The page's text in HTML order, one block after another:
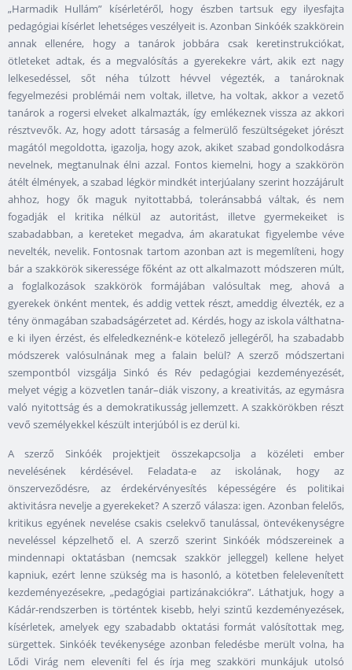
„Harmadik Hullám” kísérletéről, hogy észben tartsuk egy ilyesfajta
pedagógiai kísérlet lehetséges veszélyeit is. Azonban Sinkóék szakkörein
annak ellenére, hogy a tanárok jobbára csak keretinstrukciókat,
ötleteket adtak, és a megvalósítás a gyerekekre várt, akik ezt nagy
lelkesedéssel, sőt néha túlzott hévvel végezték, a tanároknak
fegyelmezési problémái nem voltak, illetve, ha voltak, akkor a vezető
tanárok a rogersi elveket alkalmazták, így emlékeznek vissza az akkori
résztvevők. Az, hogy adott társaság a felmerülő feszültségeket jórészt
magától megoldotta, igazolja, hogy azok, akiket szabad gondolkodásra
nevelnek, megtanulnak élni azzal. Fontos kiemelni, hogy a szakkörön
átélt élmények, a szabad légkör mindkét interjúalany szerint hozzájárult
ahhoz, hogy ők maguk nyitottabbá, toleránsabbá váltak, és nem
fogadják el kritika nélkül az autoritást, illetve gyermekeiket is
szabadabban, a kereteket megadva, ám akaratukat figyelembe véve
nevelték, nevelik. Fontosnak tartom azonban azt is megemlíteni, hogy
bár a szakkörök sikeressége főként az ott alkalmazott módszeren múlt,
a foglalkozások szakkörök formájában valósultak meg, ahová a
gyerekek önként mentek, és addig vettek részt, ameddig élvezték, ez a
tény önmagában szabadságérzetet ad. Kérdés, hogy az iskola válthatna-
e ki ilyen érzést, és elfeledkeznénk-e kötelező jellegéről, ha szabadabb
módszerek valósulnának meg a falain belül? A szerző módszertani
szempontból vizsgálja Sinkó és Rév pedagógiai kezdeményezését,
melyet végig a közvetlen tanár–diák viszony, a kreativitás, az egymásra
való nyitottság és a demokratikusság jellemzett. A szakkörökben részt
vevő személyekkel készült interjúból is ez derül ki.
A szerző Sinkóék projektjeit összekapcsolja a közéleti ember
nevelésének kérdésével. Feladata-e az iskolának, hogy az
önszerveződésre, az érdekérvényesítés képességére és politikai
aktivitásra nevelje a gyerekeket? A szerző válasza: igen. Azonban felelős,
kritikus egyének nevelése csakis cselekvő tanulással, öntevékenységre
neveléssel képzelhető el. A szerző szerint Sinkóék módszereinek a
mindennapi oktatásban (nemcsak szakkör jelleggel) kellene helyet
kapniuk, ezért lenne szükség ma is hasonló, a kötetben felelevenített
kezdeményezésekre, „pedagógiai partizánakciókra”. Láthatjuk, hogy a
Kádár-rendszerben is történtek kisebb, helyi szintű kezdeményezések,
kísérletek, amelyek egy szabadabb oktatási formát valósítottak meg,
sürgettek. Sinkóék tevékenysége azonban feledésbe merült volna, ha
Lődi Virág nem eleveníti fel és írja meg szakköri munkájuk utolsó